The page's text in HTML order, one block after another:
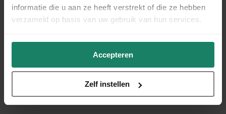
informatie die u aan ze heeft verstrekt of die ze hebben
verzameld op basis van uw gebruik van hun services.
Accepteren
Zelf instellen